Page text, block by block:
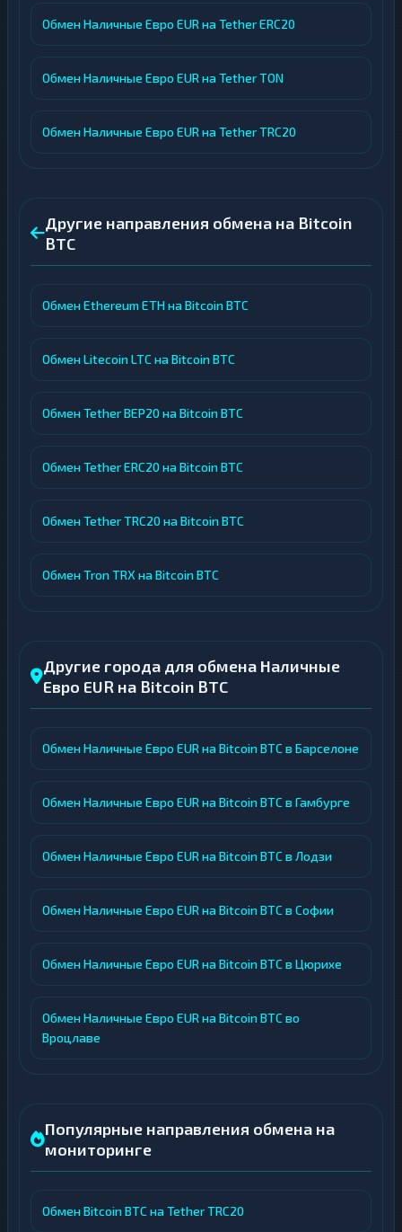
Обмен Наличные Евро EUR на Tether ERC20
Обмен Наличные Евро EUR на Tether TON
Обмен Наличные Евро EUR на Tether TRC20
Другие направления обмена на Bitcoin
BTC
Обмен Ethereum ETH на Bitcoin BTC
Обмен Litecoin LTC на Bitcoin BTC
Обмен Tether BEP20 на Bitcoin BTC
Обмен Tether ERC20 на Bitcoin BTC
Обмен Tether TRC20 на Bitcoin BTC
Обмен Tron TRX на Bitcoin BTC
Другие города для обмена Наличные
Евро EUR на Bitcoin BTC
Обмен Наличные Евро EUR на Bitcoin BTC в Барселоне
Обмен Наличные Евро EUR на Bitcoin BTC в Гамбурге
Обмен Наличные Евро EUR на Bitcoin BTC в Лодзи
Обмен Наличные Евро EUR на Bitcoin BTC в Софии
Обмен Наличные Евро EUR на Bitcoin BTC в Цюрихе
Обмен Наличные Евро EUR на Bitcoin BTC во
Вроцлаве
Популярные направления обмена на
мониторинге
Обмен Bitcoin BTC на Tether TRC20